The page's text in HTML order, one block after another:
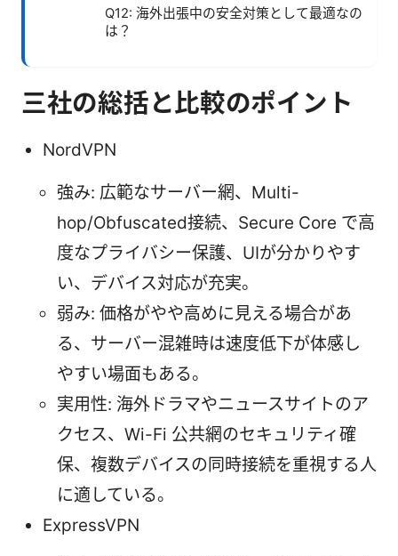
Q12: 海外出張中の安全対策として最適なの
は？
三社の総括と比較のポイント
NordVPN
強み: 広範なサーバー網、Multi-
hop/Obfuscated接続、Secure Core で高
度なプライバシー保護、UIが分かりやす
い、デバイス対応が充実。
弱み: 価格がやや高めに見える場合があ
る、サーバー混雑時は速度低下が体感し
やすい場面もある。
実用性: 海外ドラマやニュースサイトのア
クセス、Wi-Fi 公共網のセキュリティ確
保、複数デバイスの同時接続を重視する人
に適している。
ExpressVPN